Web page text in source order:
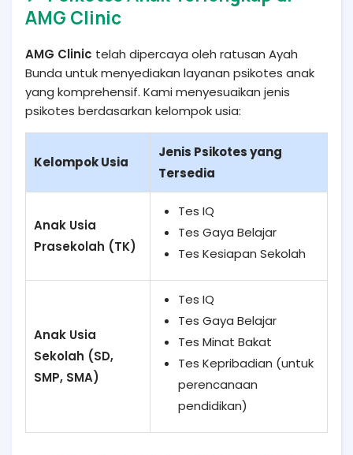
AMG Clinic
AMG Clinic telah dipercaya oleh ratusan Ayah
Bunda untuk menyediakan layanan psikotes anak
yang komprehensif. Kami menyesuaikan jenis
psikotes berdasarkan kelompok usia:
Kelompok Usia
Jenis Psikotes yang
Tersedia
Anak Usia
Prasekolah (TK)
Tes IQ
Tes Gaya Belajar
Tes Kesiapan Sekolah
Anak Usia
Sekolah (SD,
SMP, SMA)
Tes IQ
Tes Gaya Belajar
Tes Minat Bakat
Tes Kepribadian (untuk
perencanaan
pendidikan)